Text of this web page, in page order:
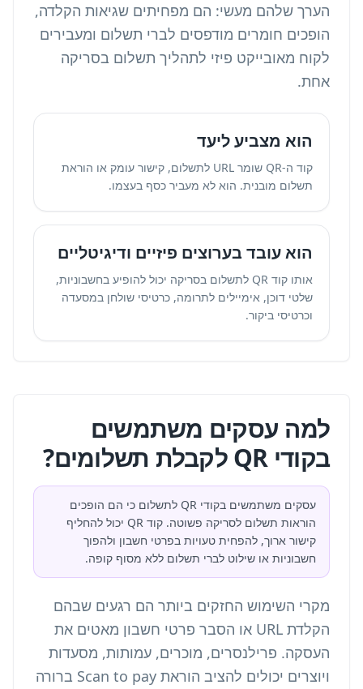
הערך שלהם מעשי: הם מפחיתים שגיאות הקלדה,
הופכים חומרים מודפסים לברי תשלום ומעבירים
לקוח מאובייקט פיזי לתהליך תשלום בסריקה
אחת.
הוא מצביע ליעד
קוד ה-QR שומר URL לתשלום, קישור עומק או הוראת
תשלום מובנית. הוא לא מעביר כסף בעצמו.
הוא עובד בערוצים פיזיים ודיגיטליים
אותו קוד QR לתשלום בסריקה יכול להופיע בחשבוניות,
שלטי דוכן, אימיילים לתרומה, כרטיסי שולחן במסעדה
וכרטיסי ביקור.
למה עסקים משתמשים
בקודי QR לקבלת תשלומים?
עסקים משתמשים בקודי QR לתשלום כי הם הופכים
הוראות תשלום לסריקה פשוטה. קוד QR יכול להחליף
קישור ארוך, להפחית טעויות בפרטי חשבון ולהפוך
חשבוניות או שילוט לברי תשלום ללא מסוף קופה.
מקרי השימוש החזקים ביותר הם רגעים שבהם
הקלדת URL או הסבר פרטי חשבון מאטים את
העסקה. פרילנסרים, מוכרים, עמותות, מסעדות
ויוצרים יכולים להציב הוראת Scan to pay ברורה